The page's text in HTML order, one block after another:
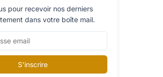
pour recevoir nos derniers
dans votre boîte mail.
S'inscrire